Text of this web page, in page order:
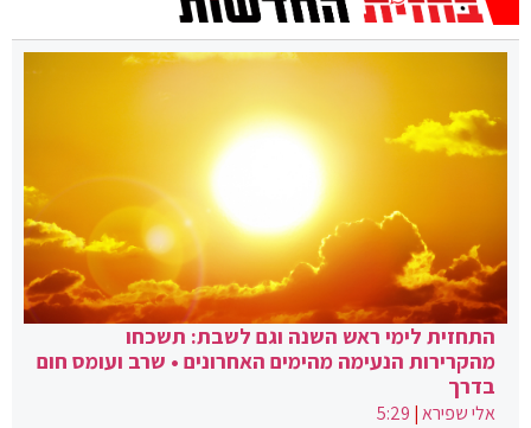
התחזית לימי ראש השנה וגם לשבת: תשכחו
מהקרירות הנעימה מהימים האחרונים • שרב ועומס חום
בדרך
אלי שפירא|
5:29